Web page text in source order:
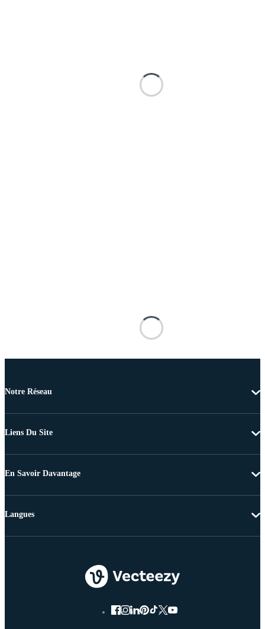
Notre Réseau
Liens Du Site
En Savoir Davantage
Langues